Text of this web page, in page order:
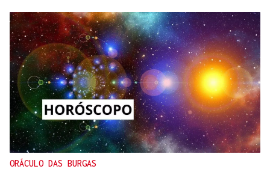
ORÁCULO DAS BURGAS